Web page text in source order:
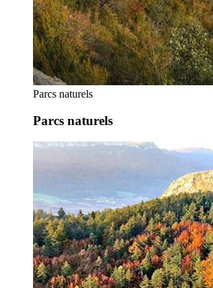
Parcs naturels
Parcs naturels